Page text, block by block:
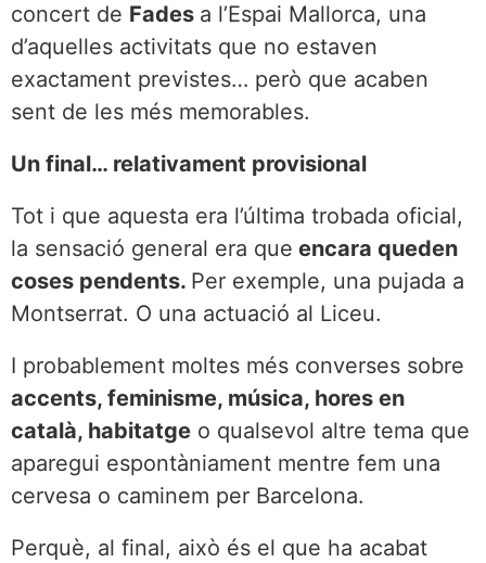
concert de Fades a l’Espai Mallorca, una
d’aquelles activitats que no estaven
exactament previstes… però que acaben
sent de les més memorables.
Un final… relativament provisional
Tot i que aquesta era l’última trobada oficial,
la sensació general era que encara queden
coses pendents. Per exemple, una pujada a
Montserrat. O una actuació al Liceu.
I probablement moltes més converses sobre
accents, feminisme, música, hores en
català, habitatge o qualsevol altre tema que
aparegui espontàniament mentre fem una
cervesa o caminem per Barcelona.
Perquè, al final, això és el que ha acabat